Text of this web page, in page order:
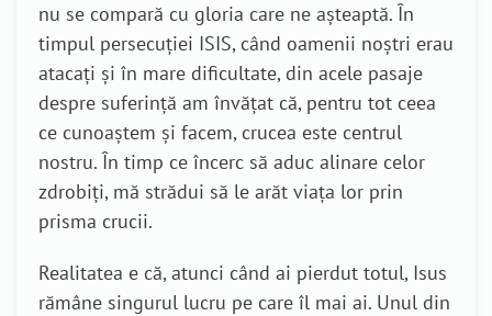
nu se compară cu gloria care ne așteaptă. În
timpul persecuției ISIS, când oamenii noștri erau
atacați și în mare dificultate, din acele pasaje
despre suferință am învățat că, pentru tot ceea
ce cunoaștem și facem, crucea este centrul
nostru. În timp ce încerc să aduc alinare celor
zdrobiți, mă strădui să le arăt viața lor prin
prisma crucii.
Realitatea e că, atunci când ai pierdut totul, Isus
rămâne singurul lucru pe care îl mai ai. Unul din